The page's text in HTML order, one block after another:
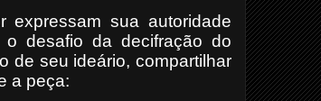
expressam sua autoridade
desafio da decifração do
de seu ideário, compartilhar
a peça: